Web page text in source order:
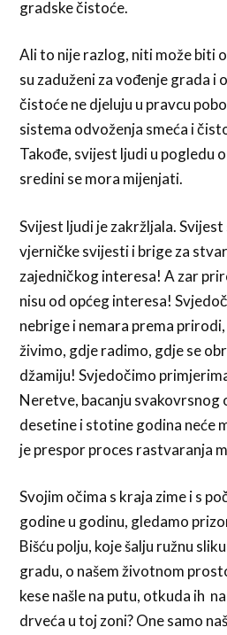
gradske čistoće.
Ali to nije razlog, niti može biti
su zaduženi za vođenje grada i
čistoće ne djeluju u pravcu
sistema odvoženja smeća i
Takođe, svijest ljudi u pogledu
sredini se mora mijenjati.
Svijest ljudi je zakržljala. Svijest
vjerničke svijesti i brige za
zajedničkog interesa! A zar
nisu od općeg interesa!
nebrige i nemara prema
živimo, gdje radimo, gdje se
džamiju! Svjedočimo
Neretve, bacanju svakovrsnog
desetine i stotine godina neće
je prespor proces rastvaranja
Svojim očima s kraja zime i s
godine u godinu, gledamo
Bišću polju, koje šalju ružnu
gradu, o našem životnom
kese našle na putu, otkuda ih
drveća u toj zoni? One samo